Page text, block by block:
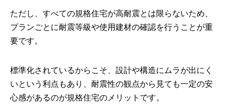
ただし、すべての規格住宅が高耐震とは限らないため、
プランごとに耐震等級や使用建材の確認を行うことが重
要です。
標準化されているからこそ、設計や構造にムラが出にく
いという利点もあり、耐震性の観点から見ても一定の安
心感があるのが規格住宅のメリットです。